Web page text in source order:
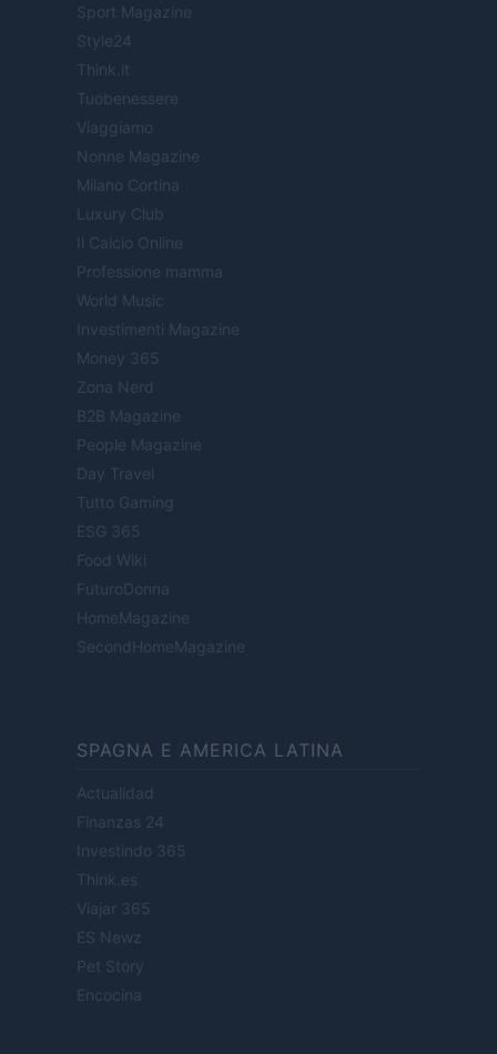
Sport Magazine
Style24
Think.it
Tuobenessere
Viaggiamo
Nonne Magazine
Milano Cortina
Luxury Club
Il Calcio Online
Professione mamma
World Music
Investimenti Magazine
Money 365
Zona Nerd
B2B Magazine
People Magazine
Day Travel
Tutto Gaming
ESG 365
Food Wiki
FuturoDonna
HomeMagazine
SecondHomeMagazine
SPAGNA E AMERICA LATINA
Actualidad
Finanzas 24
Investindo 365
Think.es
Viajar 365
ES Newz
Pet Story
Encocina